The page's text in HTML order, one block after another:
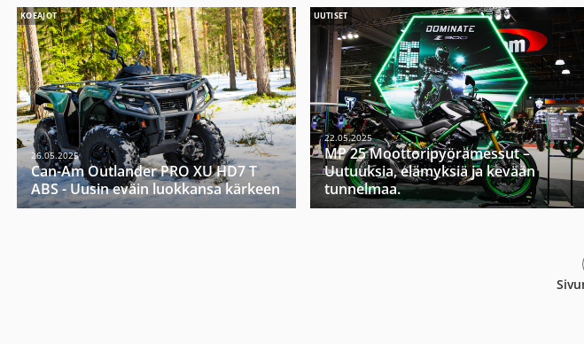
KOEAJOT
26.05.2025
Can-Am Outlander PRO XU HD7 T
ABS - Uusin eväin luokkansa kärkeen
UUTISET
22.05.2025
MP 25 Moottoripyörämessut –
Uutuuksia, elämyksiä ja kevään
tunnelmaa.